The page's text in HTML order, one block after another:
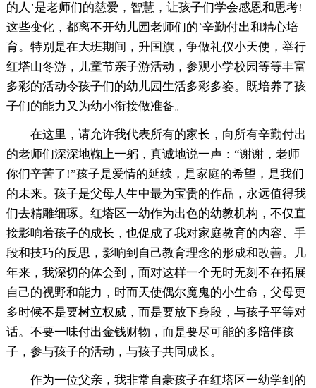
的人’是老师们的慈爱，智慧，让孩子们学会感恩和思考!
这些变化，都离不开幼儿园老师们的`辛勤付出和精心培
育。特别是在大班期间，升国旗，争做礼仪小天使，举行
红塔山冬游，儿童节亲子游活动，参观小学校园等等丰富
多彩的活动令孩子们的幼儿园生活多彩多姿。既培养了孩
子们的能力又为幼小衔接做准备。
在这里，请允许我代表所有的家长，向所有辛勤付出
的老师们深深地鞠上一躬，真诚地说一声：“谢谢，老师
你们辛苦了!”孩子是爱情的延续，是家庭的希望，是我们
的未来。孩子是父母人生中最为宝贵的作品，永远值得我
们去精雕细琢。红塔区一幼作为出色的幼教机构，不仅直
接影响着孩子的成长，也促成了我对家庭教育的内容、手
段和技巧的反思，影响到自己教育理念的形成和改善。几
年来，我深切的体会到，面对这样一个无时无刻不在拓展
自己的视野和能力，时而天使偶尔魔鬼的小生命，父母更
多时候不是要树立权威，而是要放下身段，与孩子平等对
话。不要一味付出金钱财物，而是要尽可能的多陪伴孩
子，参与孩子的活动，与孩子共同成长。
作为一位父亲，我非常自豪孩子在红塔区一幼学到的